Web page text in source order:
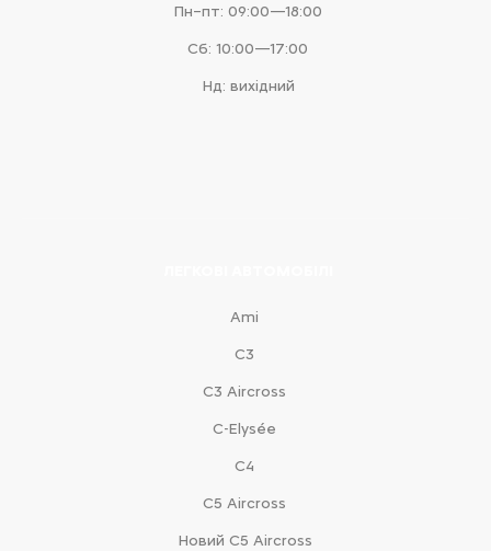
Пн–пт: 09:00—18:00
Сб: 10:00—17:00
Нд: вихідний
Ami
С3
С3 Aircross
C-Elysée
С4
С5 Aircross
Новий С5 Aircross